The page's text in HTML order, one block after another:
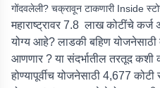
गोंदवलेली? चक्रावून टाकणारी Inside
महाराष्ट्रावर 7.8 लाख कोटींचे
योग्य आहे? लाडकी बहिण
आणणार ? या संदर्भातील तरतूद कशी
होण्यापूर्वीच योजनेसाठी 4,677